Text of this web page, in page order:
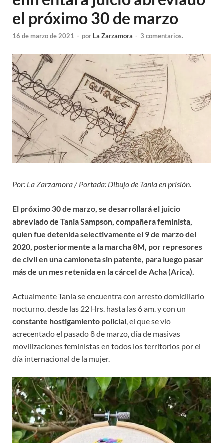
el próximo 30 de marzo
16 de marzo de 2021 - por La Zarzamora - 3 comentarios.
Por: La Zarzamora / Portada: Dibujo de Tania en prisión.
El próximo 30 de marzo, se desarrollará el juicio
abreviado de Tania Sampson, compañera feminista,
quien fue detenida selectivamente el 9 de marzo del
2020, posteriormente a la marcha 8M, por represores
de civil en una camioneta sin patente, para luego pasar
más de un mes retenida en la cárcel de Acha (Arica).
Actualmente Tania se encuentra con arresto domiciliario
nocturno, desde las 22 Hrs. hasta las 6 am. y con un
constante hostigamiento policial, el que se vio
acrecentado el pasado 8 de marzo, día de masivas
movilizaciones feministas en todos los territorios por el
día internacional de la mujer.